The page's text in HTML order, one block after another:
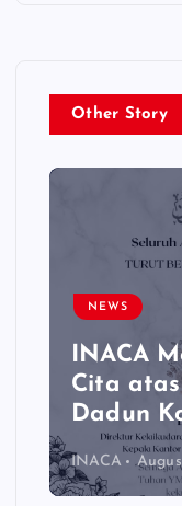
Other Story
NEWS
INACA
Cita
Dadun
INACA